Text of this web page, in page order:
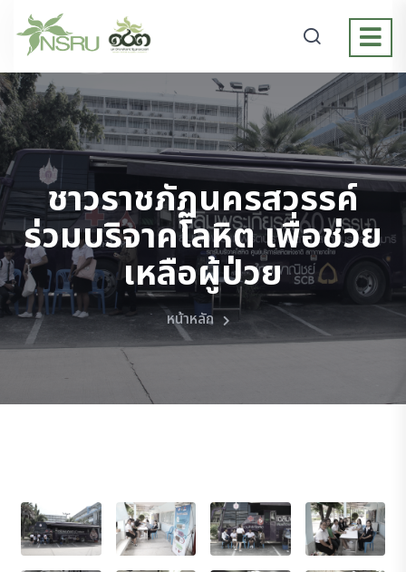
ชาวราชภัฏนครสวรรค์
ร่วมบริจาคโลหิต เพื่อช่วย
เหลือผู้ป่วย
หน้าหลัก